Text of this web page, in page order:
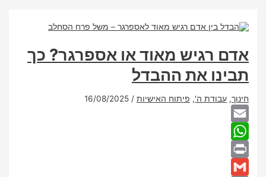
רגיש מאוד או אספרגר? כך
את ההבדל
עבודת ה', פיתוח האישיות/
16/08/2025